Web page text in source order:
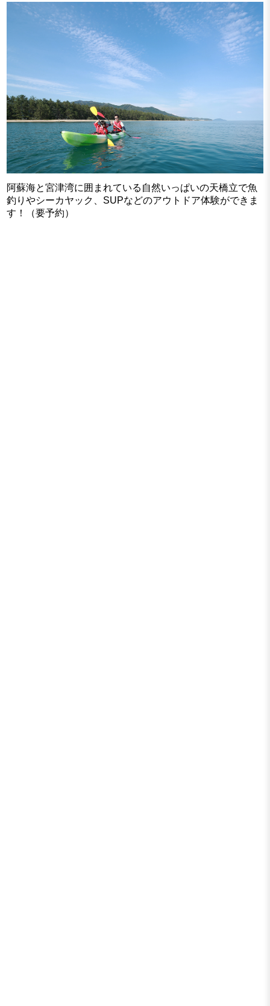
阿蘇海と宮津湾に囲まれている自然いっぱいの天橋立で魚
釣りやシーカヤック、SUPなどのアウトドア体験ができま
す！（要予約）